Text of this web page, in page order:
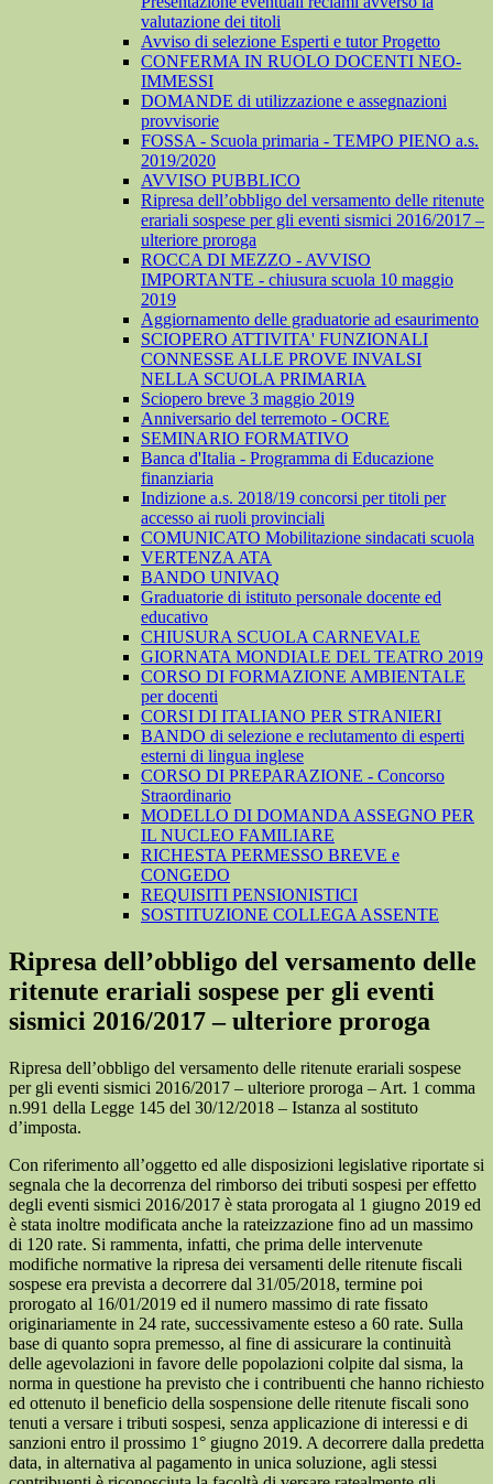
valutazione dei titoli
Avviso di selezione Esperti e tutor Progetto
CONFERMA IN RUOLO DOCENTI NEO-
IMMESSI
DOMANDE di utilizzazione e assegnazioni
provvisorie
FOSSA - Scuola primaria - TEMPO PIENO a.s.
2019/2020
AVVISO PUBBLICO
Ripresa dell’obbligo del versamento delle ritenute
erariali sospese per gli eventi sismici 2016/2017 –
ulteriore proroga
ROCCA DI MEZZO - AVVISO
IMPORTANTE - chiusura scuola 10 maggio
2019
Aggiornamento delle graduatorie ad esaurimento
SCIOPERO ATTIVITA' FUNZIONALI
CONNESSE ALLE PROVE INVALSI
NELLA SCUOLA PRIMARIA
Sciopero breve 3 maggio 2019
Anniversario del terremoto - OCRE
SEMINARIO FORMATIVO
Banca d'Italia - Programma di Educazione
finanziaria
Indizione a.s. 2018/19 concorsi per titoli per
accesso ai ruoli provinciali
COMUNICATO Mobilitazione sindacati scuola
VERTENZA ATA
BANDO UNIVAQ
Graduatorie di istituto personale docente ed
educativo
CHIUSURA SCUOLA CARNEVALE
GIORNATA MONDIALE DEL TEATRO 2019
CORSO DI FORMAZIONE AMBIENTALE
per docenti
CORSI DI ITALIANO PER STRANIERI
BANDO di selezione e reclutamento di esperti
esterni di lingua inglese
CORSO DI PREPARAZIONE - Concorso
Straordinario
MODELLO DI DOMANDA ASSEGNO PER
IL NUCLEO FAMILIARE
RICHESTA PERMESSO BREVE e
CONGEDO
REQUISITI PENSIONISTICI
SOSTITUZIONE COLLEGA ASSENTE
Ripresa dell’obbligo del versamento delle
ritenute erariali sospese per gli eventi
sismici 2016/2017 – ulteriore proroga
Ripresa dell’obbligo del versamento delle ritenute erariali sospese
per gli eventi sismici 2016/2017 – ulteriore proroga – Art. 1 comma
n.991 della Legge 145 del 30/12/2018 – Istanza al sostituto
d’imposta.
Con riferimento all’oggetto ed alle disposizioni legislative riportate si
segnala che la decorrenza del rimborso dei tributi sospesi per effetto
degli eventi sismici 2016/2017 è stata prorogata al 1 giugno 2019 ed
è stata inoltre modificata anche la rateizzazione fino ad un massimo
di 120 rate. Si rammenta, infatti, che prima delle intervenute
modifiche normative la ripresa dei versamenti delle ritenute fiscali
sospese era prevista a decorrere dal 31/05/2018, termine poi
prorogato al 16/01/2019 ed il numero massimo di rate fissato
originariamente in 24 rate, successivamente esteso a 60 rate. Sulla
base di quanto sopra premesso, al fine di assicurare la continuità
delle agevolazioni in favore delle popolazioni colpite dal sisma, la
norma in questione ha previsto che i contribuenti che hanno richiesto
ed ottenuto il beneficio della sospensione delle ritenute fiscali sono
tenuti a versare i tributi sospesi, senza applicazione di interessi e di
sanzioni entro il prossimo 1° giugno 2019. A decorrere dalla predetta
data, in alternativa al pagamento in unica soluzione, agli stessi